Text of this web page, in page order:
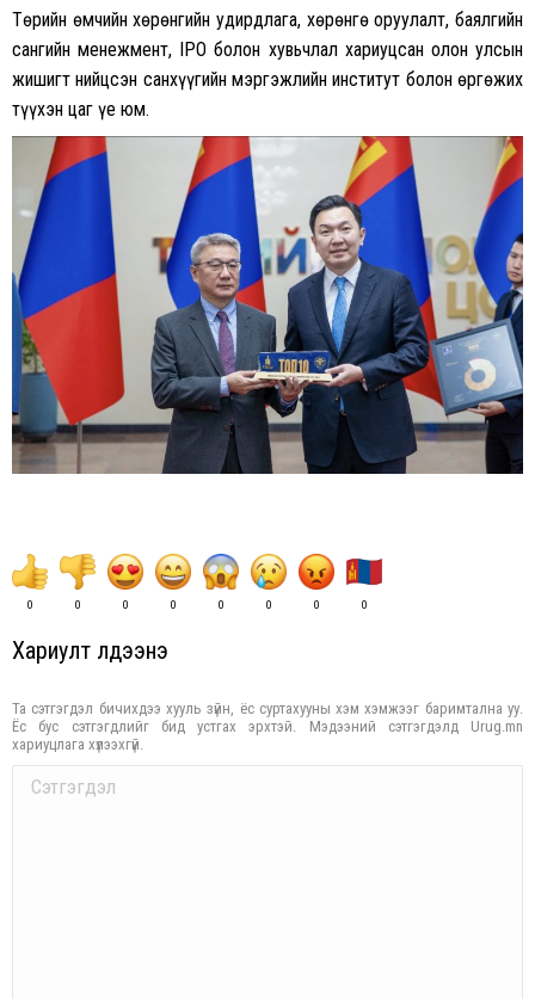
Төрийн өмчийн хөрөнгийн удирдлага, хөрөнгө оруулалт, баялгийн
сангийн менежмент, IPO болон хувьчлал хариуцсан олон улсын
жишигт нийцсэн санхүүгийн мэргэжлийн институт болон өргөжих
түүхэн цаг үе юм.
0 0 0 0 0 0 0 0
Хариулт үлдээнэ үү
Та сэтгэгдэл бичихдээ хууль зүйн, ёс суртахууны хэм хэмжээг баримтална уу.
Ёс бус сэтгэгдлийг бид устгах эрхтэй. Мэдээний сэтгэгдэлд Urug.mn
хариуцлага хүлээхгүй.
Comment